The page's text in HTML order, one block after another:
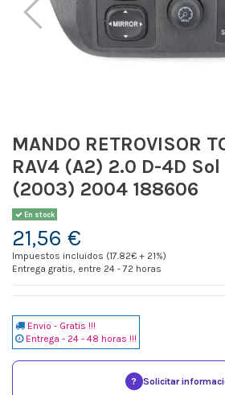
MANDO RETROVISOR
RAV4 (A2) 2.0 D-4D
(2003) 2004 188606
En stock
21,56 €
Impuestos incluidos (17.82€ + 21%)
Entrega gratis, entre 24 - 72 horas
Envio - Gratis !!!
Entrega - 24 - 48 horas !!!
? Solicitar